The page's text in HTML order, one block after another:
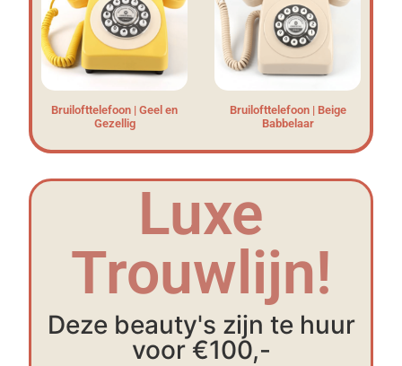
Bruilofttelefoon | Geel en
Gezellig
Bruilofttelefoon | Beige
Babbelaar
Luxe
Trouwlijn!
Deze beauty's zijn te huur
voor €100,-